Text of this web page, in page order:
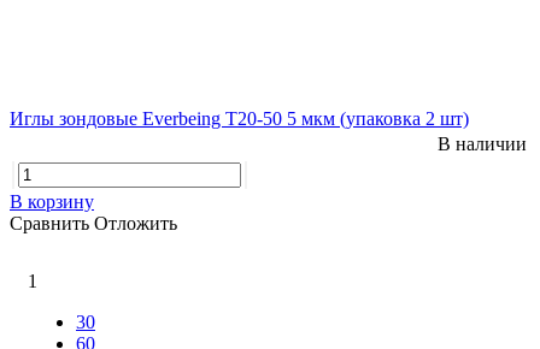
Иглы зондовые Everbeing T20-50 5 мкм (упаковка 2 шт)
В наличии
В корзину
Сравнить Отложить
1
30
60